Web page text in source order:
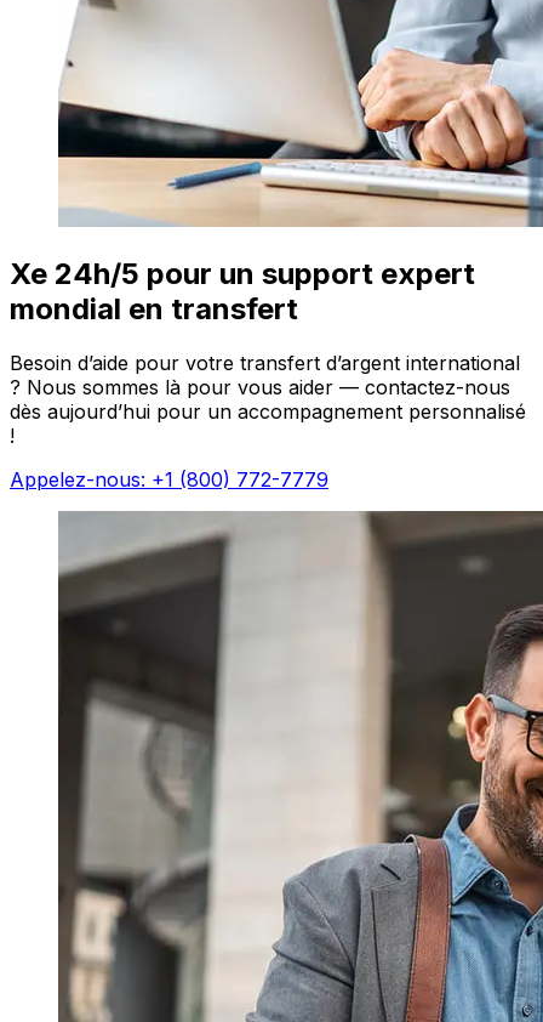
Xe 24h/5 pour un support expert
mondial en transfert
Besoin d’aide pour votre transfert d’argent international
? Nous sommes là pour vous aider — contactez-nous
dès aujourd’hui pour un accompagnement personnalisé
!
Appelez-nous: +1 (800) 772-7779